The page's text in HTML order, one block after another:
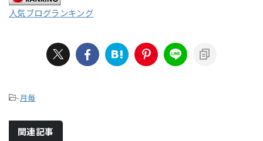
人気ブログランキング
-月毎
関連記事